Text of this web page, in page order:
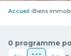
Accueil Biens
0 programme